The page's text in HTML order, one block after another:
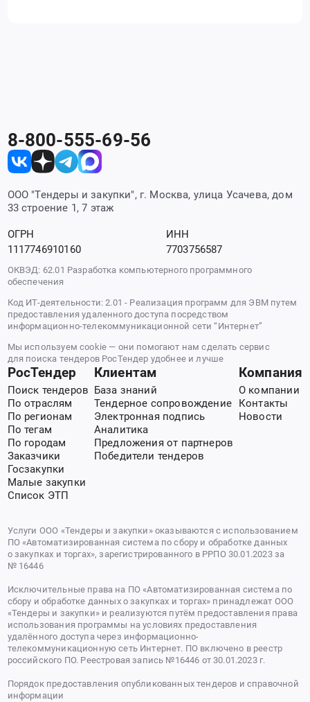
8-800-555-69-56
ООО "Тендеры и закупки", г. Москва, улица Усачева, дом
33 строение 1, 7 этаж
ОГРН
1117746910160
ИНН
7703756587
ОКВЭД: 62.01 Разработка компьютерного программного
обеспечения
Код ИТ-деятельности: 2.01 - Реализация программ для ЭВМ путем
предоставления удаленного доступа посредством
информационно-телекоммуникационной сети “Интернет”
Мы используем cookie — они помогают нам сделать сервис
для поиска тендеров РосТендер удобнее и лучше
РосТендер
Поиск тендеров
По отраслям
По регионам
По тегам
По городам
Заказчики
Госзакупки
Малые закупки
Список ЭТП
Клиентам
База знаний
Тендерное сопровождение
Электронная подпись
Аналитика
Предложения от партнеров
Победители тендеров
Компания
О компании
Контакты
Новости
Услуги ООО «Тендеры и закупки» оказываются с использованием
ПО «Автоматизированная система по сбору и обработке данных
о закупках и торгах», зарегистрированного в РРПО 30.01.2023 за
№ 16446
Исключительные права на ПО «Автоматизированная система по
сбору и обработке данных о закупках и торгах» принадлежат ООО
«Тендеры и закупки» и реализуются путём предоставления права
использования программы на условиях предоставления
удалённого доступа через информационно-
телекоммуникационную сеть Интернет. ПО включено в реестр
российского ПО. Реестровая запись №16446 от 30.01.2023 г.
Порядок предоставления опубликованных тендеров и справочной
информации